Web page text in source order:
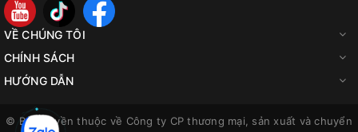
VỀ CHÚNG TÔI
CHÍNH SÁCH
HƯỚNG DẪN
© Bản quyền thuộc về Công ty CP thương mại, sản xuất và chuyển